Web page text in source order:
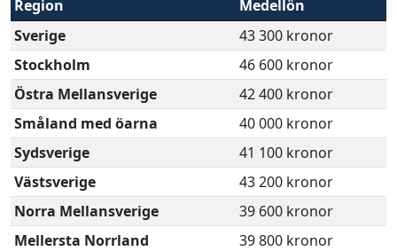
Region
Medellön
Sverige
43 300 kronor
Stockholm
46 600 kronor
Östra Mellansverige
42 400 kronor
Småland med öarna
40 000 kronor
Sydsverige
41 100 kronor
Västsverige
43 200 kronor
Norra Mellansverige
39 600 kronor
Mellersta Norrland
39 800 kronor